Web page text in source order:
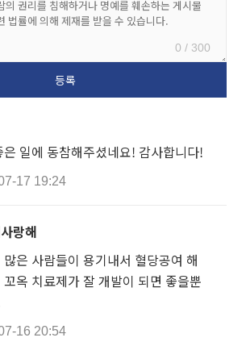
0 / 300
은 일에 동참해주셨네요! 감사합니다!
17 19:24
랑해
많은 사람들이 용기내서 혈당공여 해
꼬옥 치료제가 잘 개발이 되면 좋을뿐
16 20:54